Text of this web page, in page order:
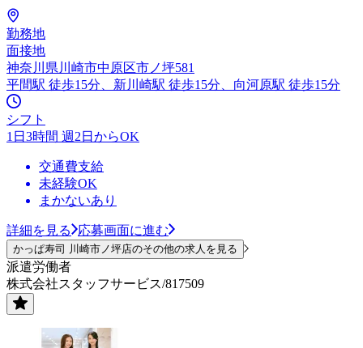
勤務地
面接地
神奈川県川崎市中原区市ノ坪581
平間駅 徒歩15分、新川崎駅 徒歩15分、向河原駅 徒歩15分
シフト
1日3時間 週2日からOK
交通費支給
未経験OK
まかないあり
詳細を見る 応募画面に進む
かっぱ寿司 川崎市ノ坪店のその他の求人を見る
派遣労働者
株式会社スタッフサービス/817509